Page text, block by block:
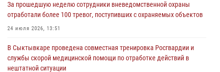
31 июля 2026, 06:57 8
В Усинске росгвардейцы оперативно отработали план «Квартал»
За прошедшую неделю сотрудники вневедомственной охраны
отработали более 100 тревог, поступивших с охраняемых объектов
24 июля 2026, 13:51
В Сыктывкаре проведена совместная тренировка Росгвардии и
службы скорой медицинской помощи по отработке действий в
нештатной ситуации